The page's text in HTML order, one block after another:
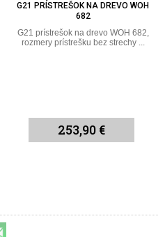
G21 PRÍSTREŠOK NA DREVO WOH
682
G21 prístrešok na drevo WOH 682,
rozmery prístrešku bez strechy ...
253,90 €